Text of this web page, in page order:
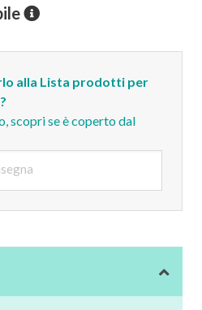
alla Lista prodotti per
scopri se è coperto dal